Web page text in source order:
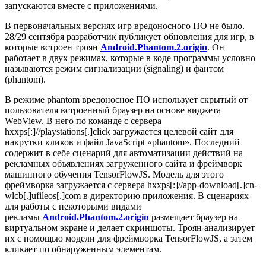
запускаются вместе с приложениями.
В первоначальных версиях игр вредоносного ПО не было.
28/29 сентября разработчик публикует обновления для игр, в
которые встроен троян Android.Phantom.2.origin. Он
работает в двух режимах, которые в коде программы условно
называются режим сигнализации (signaling) и фантом
(phantom).
В режиме phantom вредоносное ПО использует скрытый от
пользователя встроенный браузер на основе виджета
WebView. В него по команде с сервера
hxxps[:]//playstations[.]click загружается целевой сайт для
накрутки кликов и файл JavaScript «phantom». Последний
содержит в себе сценарий для автоматизации действий на
рекламных объявлениях загруженного сайта и фреймворк
машинного обучения TensorFlowJS. Модель для этого
фреймворка загружается с сервера hxxps[:]//app-download[.]cn-
wlcb[.]ufileos[.]com в директорию приложения. В сценариях
для работы с некоторыми видами
рекламы Android.Phantom.2.origin размещает браузер на
виртуальном экране и делает скриншоты. Троян анализирует
их с помощью модели для фреймворка TensorFlowJS, а затем
кликает по обнаруженным элементам.